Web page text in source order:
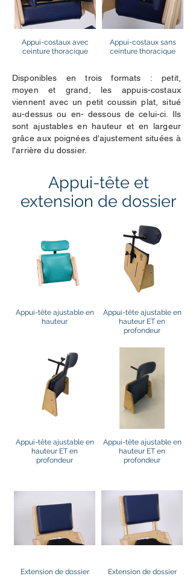
Appui-costaux avec
ceinture thoracique
Appui-costaux sans
ceinture thoracique
Disponibles en trois formats : petit,
moyen et grand, les appuis-costaux
viennent avec un petit coussin plat, situé
au-dessus ou en- dessous de celui-ci. Ils
sont ajustables en hauteur et en largeur
grâce aux poignées d'ajustement situées à
l'arrière du dossier.
Appui-tête et
extension de dossier
Appui-tête ajustable en
hauteur
Appui-tête ajustable en
hauteur ET en
profondeur
Appui-tête ajustable en
hauteur ET en
profondeur
Appui-tête ajustable en
hauteur ET en
profondeur
Extension de dossier Extension de dossier